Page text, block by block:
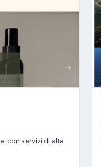
con servizi di alta